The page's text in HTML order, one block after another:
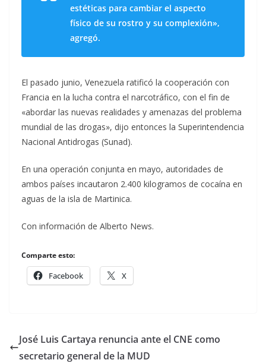
estéticas para cambiar el aspecto
físico de su rostro y su complexión»,
agregó.
El pasado junio, Venezuela ratificó la cooperación con
Francia en la lucha contra el narcotráfico, con el fin de
«abordar las nuevas realidades y amenazas del problema
mundial de las drogas», dijo entonces la Superintendencia
Nacional Antidrogas (Sunad).
En una operación conjunta en mayo, autoridades de
ambos países incautaron 2.400 kilogramos de cocaína en
aguas de la isla de Martinica.
Con información de Alberto News.
Comparte esto:
Facebook X
José Luis Cartaya renuncia ante el CNE como
secretario general de la MUD